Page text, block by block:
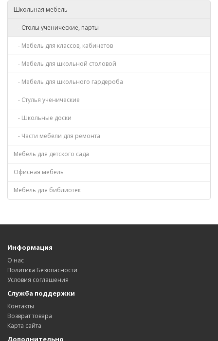
Школьная мебель
- Столы ученические, парты
- Мебель для классов, кабинетов
- Мебель для школьной столовой
- Мебель для школьного гардероба
- Стулья ученические
- Школьные доски
- Части мебели для ремонта
Мебель для детского сада
Офисная мебель
Мебель для библиотек
Информация
О нас
Политика Безопасности
Условия соглашения
Служба поддержки
Контакты
Возврат товара
Карта сайта
Дополнительно